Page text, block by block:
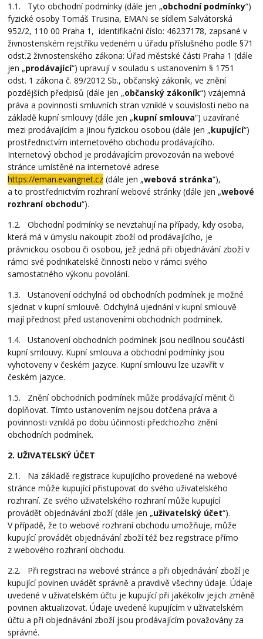
1.1. Tyto obchodní podmínky (dále jen „obchodní podmínky“)
fyzické osoby Tomáš Trusina, EMAN se sídlem Salvátorská
952/2, 110 00 Praha 1, identifikační číslo: 46237178, zapsané v
živnostenském rejstříku vedeném u úřadu příslušného podle §71
odst.2 živnostenského zákona: Úřad městské části Praha 1 (dále
jen „prodávající“) upravují v souladu s ustanovením § 1751
odst. 1 zákona č. 89/2012 Sb., občanský zákoník, ve znění
pozdějších předpisů (dále jen „občanský zákoník“) vzájemná
práva a povinnosti smluvních stran vzniklé v souvislosti nebo na
základě kupní smlouvy (dále jen „kupní smlouva“) uzavírané
mezi prodávajícím a jinou fyzickou osobou (dále jen „kupující“)
prostřednictvím internetového obchodu prodávajícího.
Internetový obchod je prodávajícím provozován na webové
stránce umístěné na internetové adrese
https://eman.evangnet.cz (dále jen „webová stránka“),
a to prostřednictvím rozhraní webové stránky (dále jen „webové
rozhraní obchodu“).
1.2. Obchodní podmínky se nevztahují na případy, kdy osoba,
která má v úmyslu nakoupit zboží od prodávajícího, je
právnickou osobou či osobou, jež jedná při objednávání zboží v
rámci své podnikatelské činnosti nebo v rámci svého
samostatného výkonu povolání.
1.3. Ustanovení odchylná od obchodních podmínek je možné
sjednat v kupní smlouvě. Odchylná ujednání v kupní smlouvě
mají přednost před ustanoveními obchodních podmínek.
1.4. Ustanovení obchodních podmínek jsou nedílnou součástí
kupní smlouvy. Kupní smlouva a obchodní podmínky jsou
vyhotoveny v českém jazyce. Kupní smlouvu lze uzavřít v
českém jazyce.
1.5. Znění obchodních podmínek může prodávající měnit či
doplňovat. Tímto ustanovením nejsou dotčena práva a
povinnosti vzniklá po dobu účinnosti předchozího znění
obchodních podmínek.
2. UŽIVATELSKÝ ÚČET
2.1. Na základě registrace kupujícího provedené na webové
stránce může kupující přistupovat do svého uživatelského
rozhraní. Ze svého uživatelského rozhraní může kupující
provádět objednávání zboží (dále jen „uživatelský účet“).
V případě, že to webové rozhraní obchodu umožňuje, může
kupující provádět objednávání zboží též bez registrace přímo
z webového rozhraní obchodu.
2.2. Při registraci na webové stránce a při objednávání zboží je
kupující povinen uvádět správně a pravdivě všechny údaje. Údaje
uvedené v uživatelském účtu je kupující při jakékoliv jejich změně
povinen aktualizovat. Údaje uvedené kupujícím v uživatelském
účtu a při objednávání zboží jsou prodávajícím považovány za
správné.